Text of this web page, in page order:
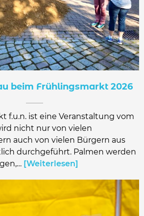
beim Frühlingsmarkt 2026
f.u.n. ist eine Veranstaltung vom
nicht nur von vielen
auch von vielen Bürgern aus
durchgeführt. Palmen werden
Weiterlesen